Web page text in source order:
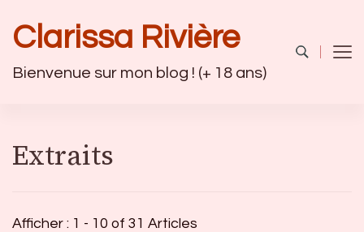
Clarissa Rivière
Bienvenue sur mon blog ! (+ 18 ans)
Extraits
Afficher : 1 - 10 of 31 Articles